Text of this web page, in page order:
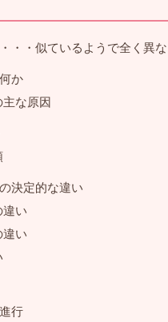
・・似ているようで全く異
か
な原因
決定的な違い
違い
違い
行